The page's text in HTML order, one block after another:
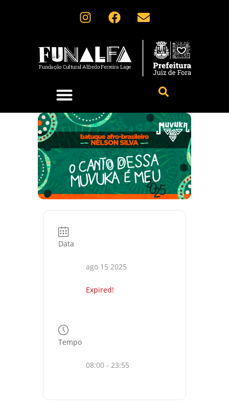
Data
ago 15 2025
Expired!
Tempo
08:00 - 23:55